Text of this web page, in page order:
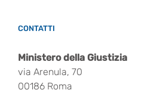
CONTATTI
Ministero della Giustizia
via Arenula, 70
00186 Roma